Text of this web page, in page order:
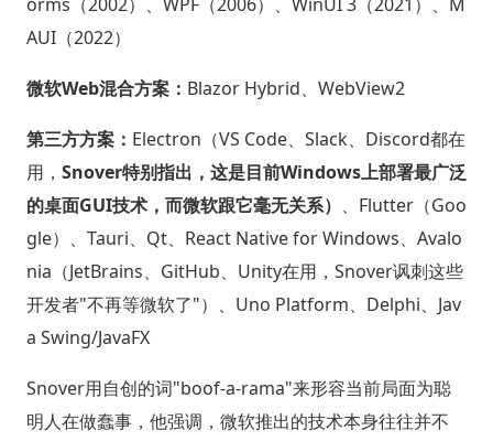
AUI（2022）
微软Web混合方案： Blazor Hybrid、WebView2
第三方方案： Electron（VS Code、Slack、Discord都在
用， Snover特别指出，这是目前Windows上部署最广泛
的桌面GUI技术，而微软跟它毫无关系） 、Flutter（Goo
gle）、Tauri、Qt、React Native for Windows、Avalo
nia（JetBrains、GitHub、Unity在用，Snover讽刺这些
开发者"不再等微软了"）、Uno Platform、Delphi、Jav
a Swing/JavaFX
Snover用自创的词"boof-a-rama"来形容当前局面为聪
明人在做蠢事，他强调，微软推出的技术本身往往并不